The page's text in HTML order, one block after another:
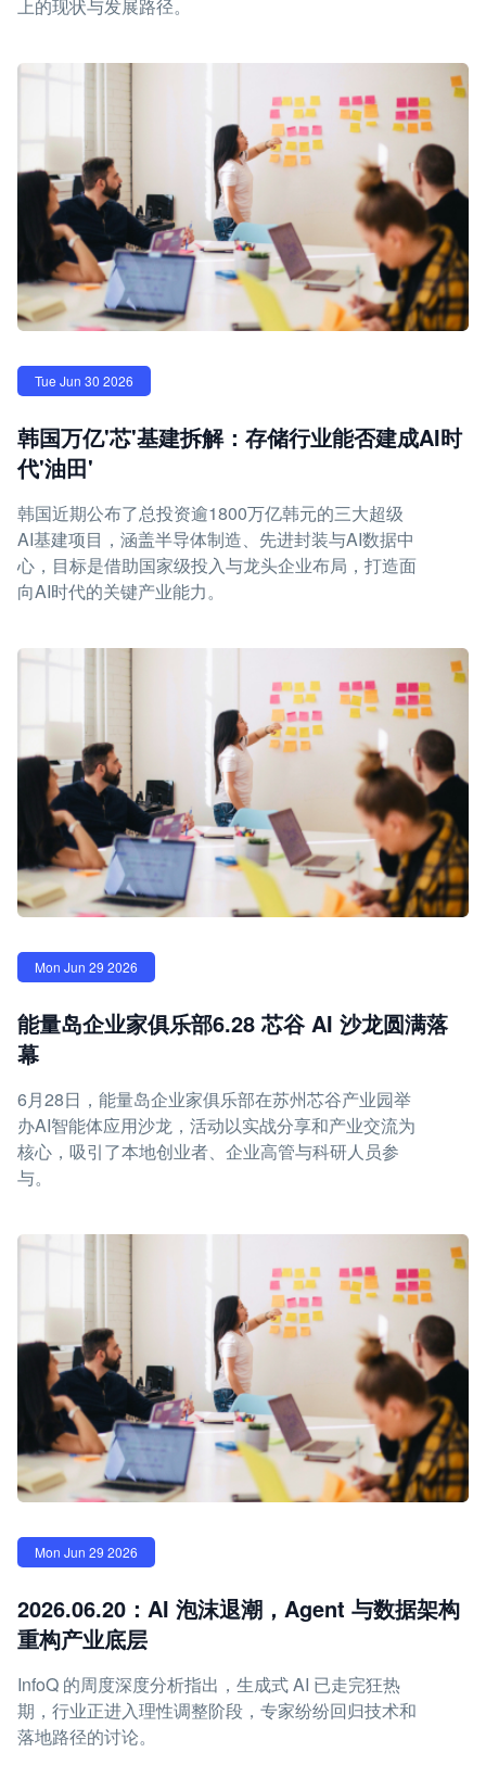
上的现状与发展路径。
Tue Jun 30 2026
韩国万亿'芯'基建拆解：存储行业能否建成AI时
代'油田'
韩国近期公布了总投资逾1800万亿韩元的三大超级
AI基建项目，涵盖半导体制造、先进封装与AI数据中
心，目标是借助国家级投入与龙头企业布局，打造面
向AI时代的关键产业能力。
Mon Jun 29 2026
能量岛企业家俱乐部6.28 芯谷 AI 沙龙圆满落
幕
6月28日，能量岛企业家俱乐部在苏州芯谷产业园举
办AI智能体应用沙龙，活动以实战分享和产业交流为
核心，吸引了本地创业者、企业高管与科研人员参
与。
Mon Jun 29 2026
2026.06.20：AI 泡沫退潮，Agent 与数据架构
重构产业底层
InfoQ 的周度深度分析指出，生成式 AI 已走完狂热
期，行业正进入理性调整阶段，专家纷纷回归技术和
落地路径的讨论。